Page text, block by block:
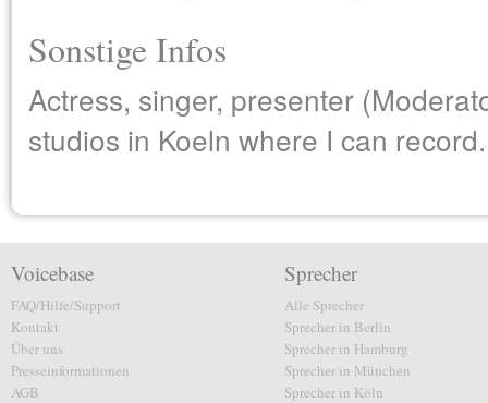
Sonstige Infos
Actress, singer, presenter
studios in Koeln where I can record.
Voicebase
FAQ/Hilfe/Support
Kontakt
Über uns
Presseinformationen
AGB
Sprecher
Alle Sprecher
Sprecher in Berlin
Sprecher in Hamburg
Sprecher in München
Sprecher in Köln